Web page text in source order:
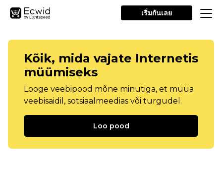
เริ่มกันเลย
Kõik, mida vajate Internetis
müümiseks
Looge veebipood mõne minutiga, et müüa
veebisaidil, sotsiaalmeedias või turgudel.
Loo pood